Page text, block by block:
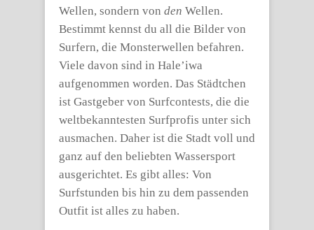
Wellen, sondern von den Wellen.
Bestimmt kennst du all die Bilder von
Surfern, die Monsterwellen befahren.
Viele davon sind in Hale’iwa
aufgenommen worden. Das Städtchen
ist Gastgeber von Surfcontests, die die
weltbekanntesten Surfprofis unter sich
ausmachen. Daher ist die Stadt voll und
ganz auf den beliebten Wassersport
ausgerichtet. Es gibt alles: Von
Surfstunden bis hin zu dem passenden
Outfit ist alles zu haben.